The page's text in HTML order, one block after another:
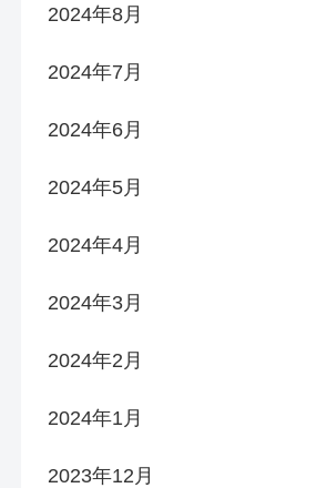
2024年8月
2024年7月
2024年6月
2024年5月
2024年4月
2024年3月
2024年2月
2024年1月
2023年12月